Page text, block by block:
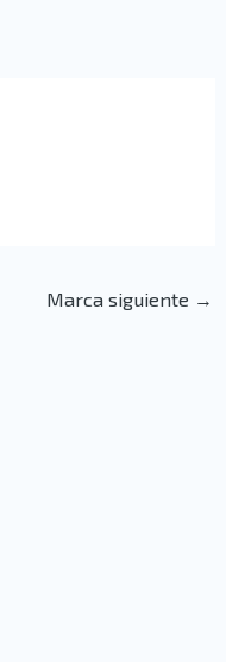
Marca siguiente →